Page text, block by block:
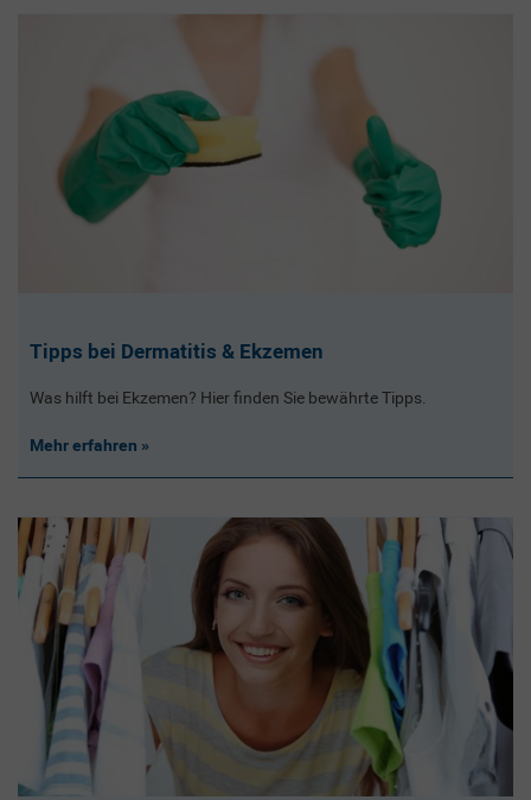
Tipps bei Dermatitis & Ekzemen
Was hilft bei Ekzemen? Hier finden Sie bewährte Tipps.
Mehr erfahren